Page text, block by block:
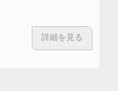
詳細を見る